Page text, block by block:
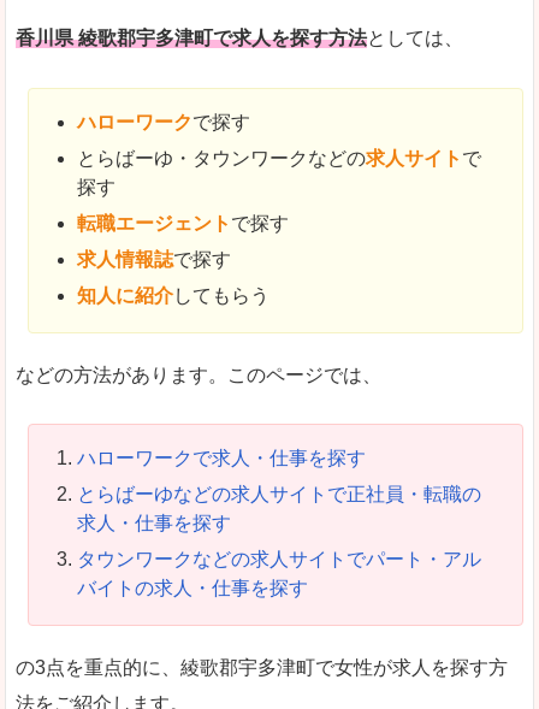
香川県 綾歌郡宇多津町で求人を探す方法としては、
ハローワークで探す
とらばーゆ・タウンワークなどの求人サイト で
探す
転職エージェント で探す
求人情報誌で探す
知人に紹介してもらう
などの方法があります。このページでは、
ハローワークで求人・仕事を探す
とらばーゆなどの求人サイトで正社員・転職の
求人・仕事を探す
タウンワークなどの求人サイトでパート・アル
バイトの求人・仕事を探す
の3点を重点的に、綾歌郡宇多津町で女性が求人を探す方
法をご紹介します。